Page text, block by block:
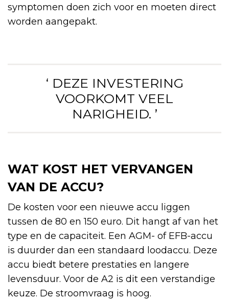
symptomen doen zich voor en moeten direct
worden aangepakt.
‘ DEZE INVESTERING
VOORKOMT VEEL
NARIGHEID. ’
WAT KOST HET VERVANGEN
VAN DE ACCU?
De kosten voor een nieuwe accu liggen
tussen de 80 en 150 euro. Dit hangt af van het
type en de capaciteit. Een AGM- of EFB-accu
is duurder dan een standaard loodaccu. Deze
accu biedt betere prestaties en langere
levensduur. Voor de A2 is dit een verstandige
keuze. De stroomvraag is hoog.